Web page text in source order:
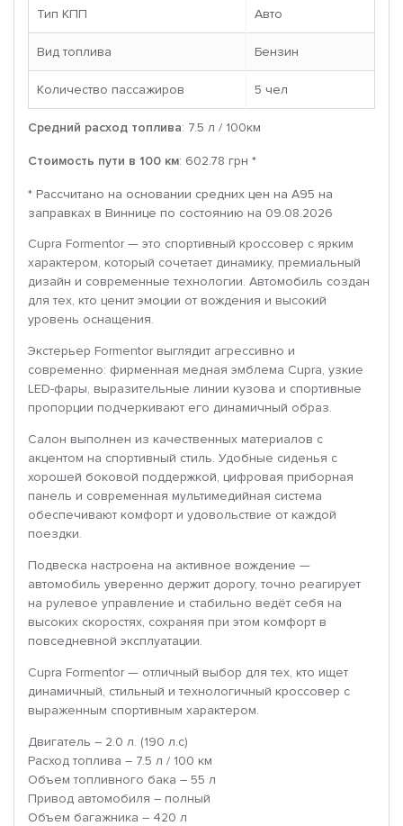
Тип КПП Авто
Вид топлива Бензин
Количество пассажиров 5 чел
Средний расход топлива: 7.5 л / 100км
Стоимость пути в 100 км: 602.78 грн *
* Рассчитано на основании средних цен на A95 на
заправках в Виннице по состоянию на 09.08.2026
Cupra Formentor — это спортивный кроссовер с ярким
характером, который сочетает динамику, премиальный
дизайн и современные технологии. Автомобиль создан
для тех, кто ценит эмоции от вождения и высокий
уровень оснащения.
Экстерьер Formentor выглядит агрессивно и
современно: фирменная медная эмблема Cupra, узкие
LED-фары, выразительные линии кузова и спортивные
пропорции подчеркивают его динамичный образ.
Салон выполнен из качественных материалов с
акцентом на спортивный стиль. Удобные сиденья с
хорошей боковой поддержкой, цифровая приборная
панель и современная мультимедийная система
обеспечивают комфорт и удовольствие от каждой
поездки.
Подвеска настроена на активное вождение —
автомобиль уверенно держит дорогу, точно реагирует
на рулевое управление и стабильно ведёт себя на
высоких скоростях, сохраняя при этом комфорт в
повседневной эксплуатации.
Cupra Formentor — отличный выбор для тех, кто ищет
динамичный, стильный и технологичный кроссовер с
выраженным спортивным характером.
Двигатель – 2.0 л. (190 л.с)
Расход топлива – 7.5 л / 100 км
Объем топливного бака – 55 л
Привод автомобиля – полный
Объем багажника – 420 л